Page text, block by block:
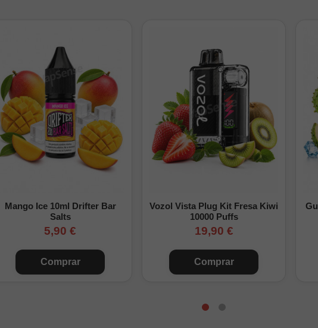
1 nicokit de 20mg + Base
2 nicokits de 20mg + Base
¿Cuánta nicotina tendrá tu Longfill
Nikokits 20mg/ml
2 nicokits + Base
4 nicokits + Base 6
Mango Ice 10ml Drifter Bar
Salts
5,90 €
Comprar
Vozol Vista Plug Kit Fresa Kiwi
10000 Puffs
19,90 €
Comprar